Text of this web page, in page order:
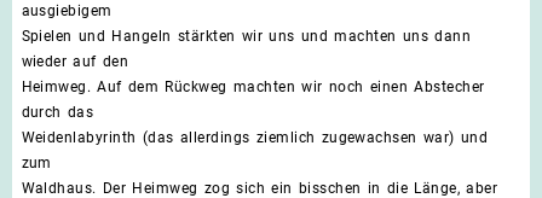
ausgiebigem
Spielen und Hangeln stärkten wir uns und machten uns dann
wieder auf den
Heimweg. Auf dem Rückweg machten wir noch einen Abstecher
durch das
Weidenlabyrinth (das allerdings ziemlich zugewachsen war) und
zum
Waldhaus. Der Heimweg zog sich ein bisschen in die Länge, aber